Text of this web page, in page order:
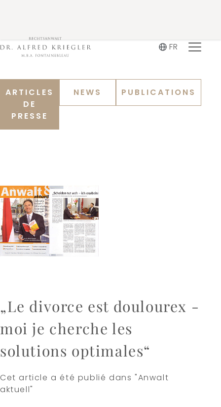
FR
PUBLICATIONS
NEWS
ARTICLES
DE
PRESSE
„Le divorce est doulourex -
moi je cherche les
solutions optimales“
Cet article a été publié dans "Anwalt
aktuell"